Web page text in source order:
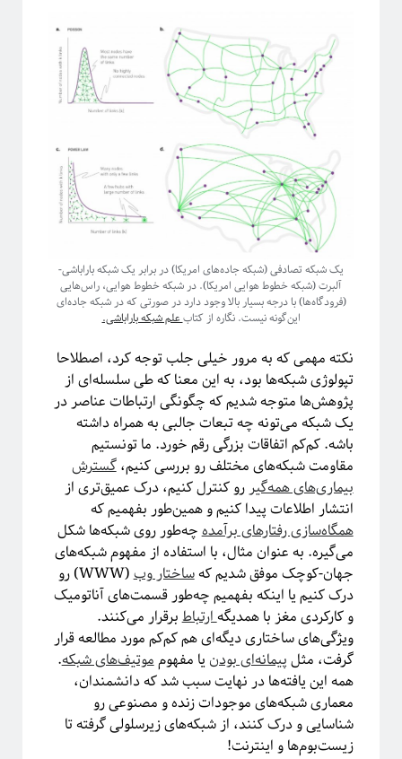
فیزیک اتمی-مولکولی
فیزیک بنیادی
فیزیک زیستی
فیزیک هسته‌ای
فیزیکدانان ایرانی
معرفی کتاب
مکانیک آماری
هوش مصنوعی
چندرسانه
کوانتوم
اطلاعات
ورود
خوراک ورودی‌ها
خوراک دیدگاه‌ها
وردپرس
This work is licensed under aCreative Commons Attribution-
NonCommercial-ShareAlike 4.0 International License
یک شبکه تصادفی (شبکه جاده‌های امریکا) در برابر یک شبکه باراباشی-
آلبرت (شبکه خطوط هوایی امریکا). در شبکه خطوط هوایی، راس‌هایی
(فرودگاه‌‌ها) با درجه بسیار بالا وجود دارد در صورتی که در شبکه جاده‌ای
این‌گونه نیست. نگاره از کتابعلم شبکه باراباشی.
نکته مهمی که به مرور خیلی جلب توجه کرد، اصطلاحا
تپولوژی شبکه‌ها بود، به این معنا که طی سلسله‌ای از
پژوهش‌ها متوجه شدیم که چگونگی ارتباطات عناصر در
یک شبکه می‌تونه چه تبعات جالبی به همراه داشته
باشه. کم‌کم اتفاقات بزرگی رقم خورد. ما تونستیم
مقاومت شبکه‌های مختلف رو بررسی کنیم،گسترش‌
بیماری‌های همه‌گیررو کنترل کنیم، درک عمیق‌تری از
انتشار اطلاعات پیدا کنیم و همین‌طور بفهمیم که
همگاه‌سازی رفتارهای‌ برآمدهچه‌طور روی شبکه‌ها شکل
می‌گیره. به عنوان مثال، با استفاده از مفهوم شبکه‌های
جهان-کوچک موفق شدیم کهساختار وب
(WWW) رو
درک کنیم یا اینکه بفهمیم چه‌طور قسمت‌های آناتومیک
و کارکردی مغز با همدیگهارتباطبرقرار می‌کنند.
ویژگی‌های ساختاری دیگه‌ای هم کم‌کم مورد مطالعه قرار
گرفت، مثلپیمانه‌ای بودنیا مفهومموتیف‌های شبکه.
همه این یافته‌ها در نهایت سبب شد که دانشمندان،
معماری شبکه‌های موجودات زنده و مصنوعی رو
شناسایی و درک کنند، از شبکه‌های زیرسلولی گرفته تا
زیست‌بوم‌ها و اینترنت!